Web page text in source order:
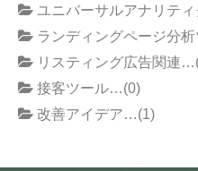
ユニバーサルアナリテ
ランディングページ分
リスティング広告関連
接客ツール…(0)
改善アイデア…(1)